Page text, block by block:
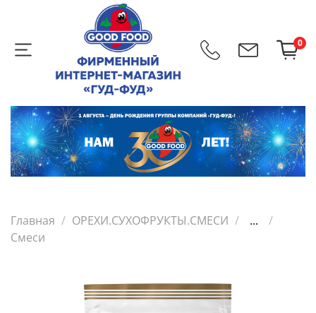
0
Главная ОРЕХИ.СУХОФРУКТЫ.СМЕСИ
...
Смеси